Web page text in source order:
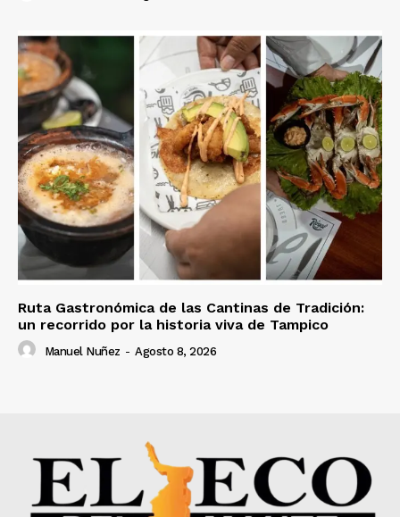
Ruta Gastronómica de las Cantinas de Tradición:
un recorrido por la historia viva de Tampico
Manuel Nuñez - Agosto 8, 2026